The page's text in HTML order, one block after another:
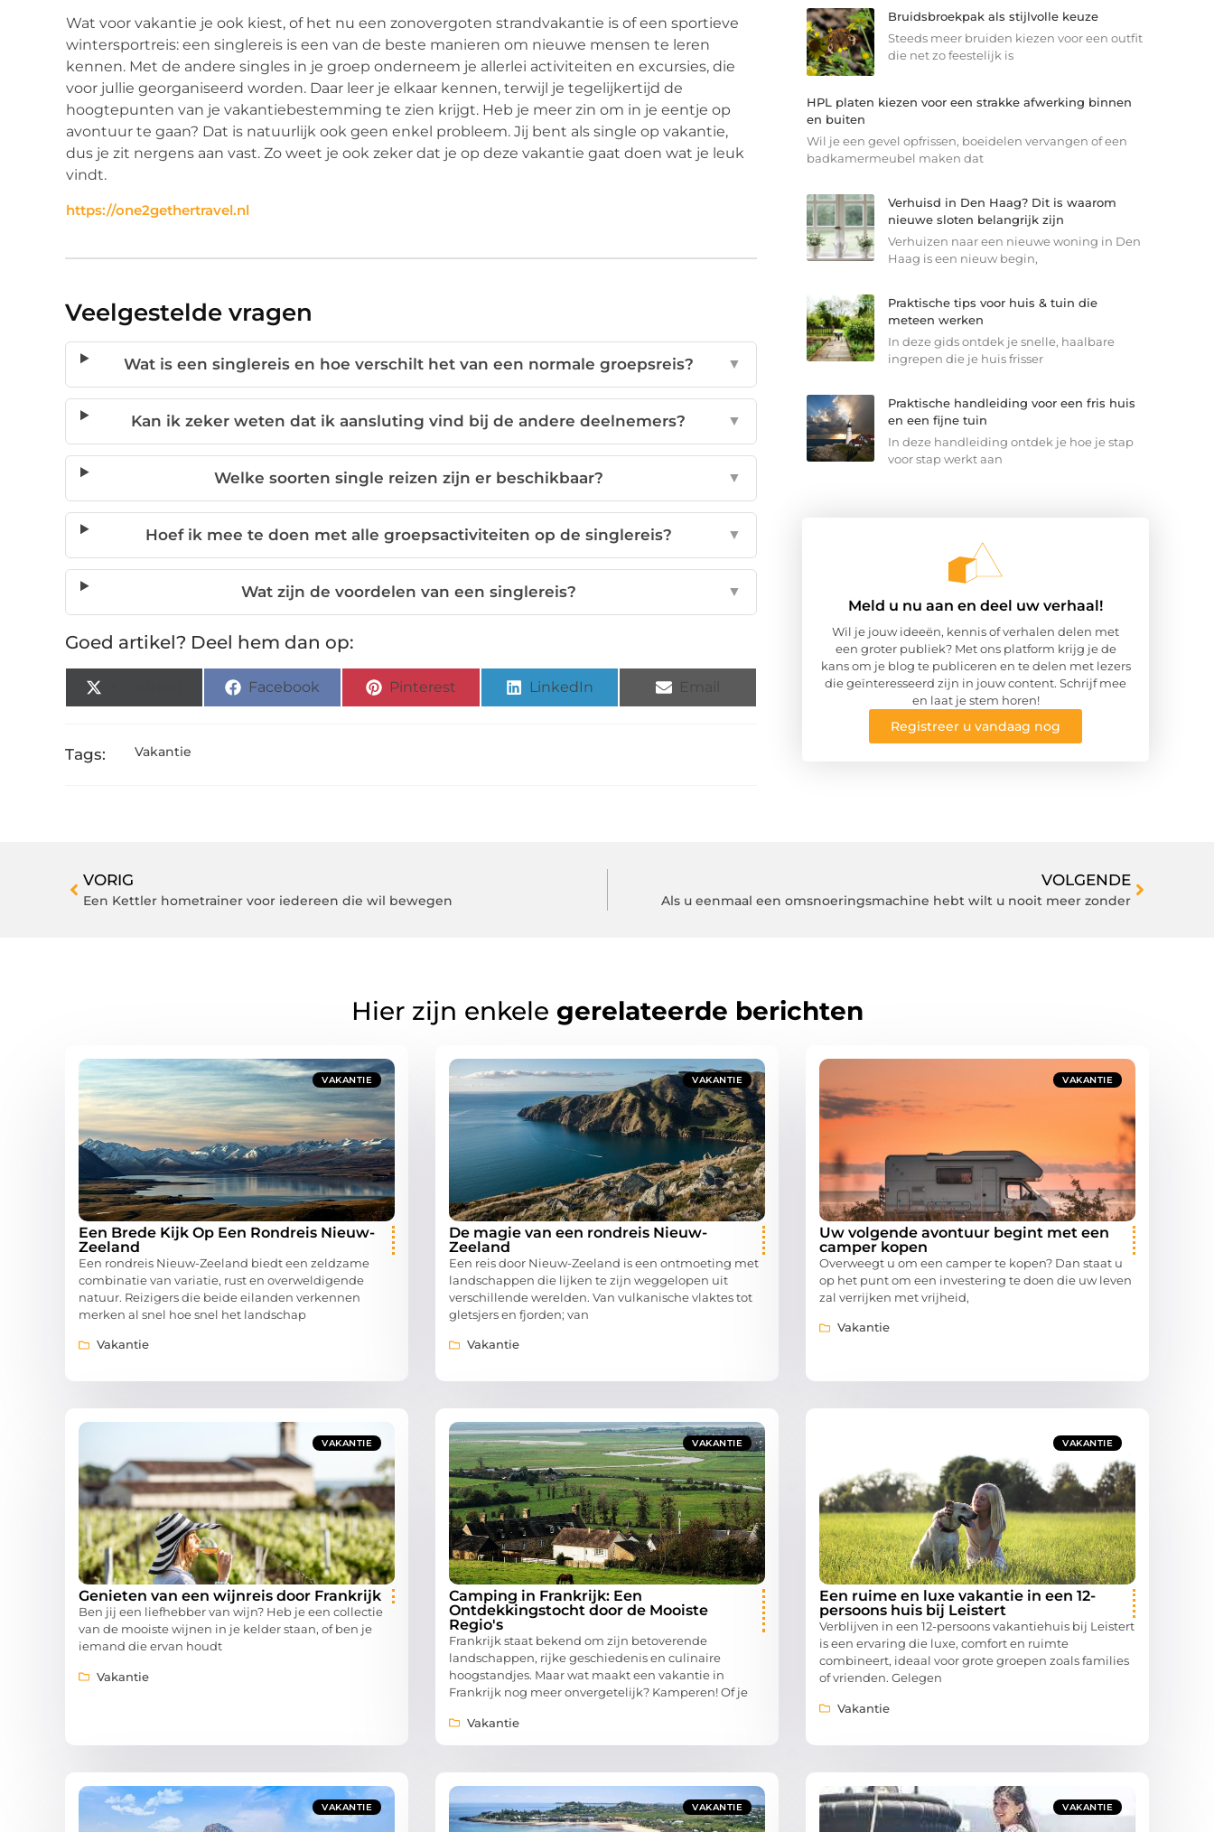
Wat voor vakantie je ook kiest, of het nu een zonovergoten strandvakantie is of een sportieve
wintersportreis: een singlereis is een van de beste manieren om nieuwe mensen te leren
kennen. Met de andere singles in je groep onderneem je allerlei activiteiten en excursies, die
voor jullie georganiseerd worden. Daar leer je elkaar kennen, terwijl je tegelijkertijd de
hoogtepunten van je vakantiebestemming te zien krijgt. Heb je meer zin om in je eentje op
avontuur te gaan? Dat is natuurlijk ook geen enkel probleem. Jij bent als single op vakantie,
dus je zit nergens aan vast. Zo weet je ook zeker dat je op deze vakantie gaat doen wat je leuk
vindt.
https://one2gethertravel.nl
Veelgestelde vragen
Wat is een singlereis en hoe verschilt het van een normale groepsreis? ▼
Kan ik zeker weten dat ik aansluting vind bij de andere deelnemers? ▼
Welke soorten single reizen zijn er beschikbaar? ▼
Hoef ik mee te doen met alle groepsactiviteiten op de singlereis? ▼
Wat zijn de voordelen van een singlereis? ▼
Goed artikel? Deel hem dan op:
Facebook Pinterest LinkedIn
Tags: Vakantie
Bruidsbroekpak als stijlvolle keuze
Steeds meer bruiden kiezen voor een outfit
die net zo feestelijk is
HPL platen kiezen voor een strakke afwerking binnen
en buiten
Wil je een gevel opfrissen, boeidelen vervangen of een
badkamermeubel maken dat
Verhuisd in Den Haag? Dit is waarom
nieuwe sloten belangrijk zijn
Verhuizen naar een nieuwe woning in Den
Haag is een nieuw begin,
Praktische tips voor huis & tuin die
meteen werken
In deze gids ontdek je snelle, haalbare
ingrepen die je huis frisser
Praktische handleiding voor een fris huis
en een fijne tuin
In deze handleiding ontdek je hoe je stap
voor stap werkt aan
Meld u nu aan en deel uw verhaal!
Wil je jouw ideeën, kennis of verhalen delen met
een groter publiek? Met ons platform krijg je de
kans om je blog te publiceren en te delen met lezers
die geïnteresseerd zijn in jouw content. Schrijf mee
en laat je stem horen!
Registreer u vandaag nog
VORIG
Een Kettler hometrainer voor iedereen die wil bewegen
VOLGENDE
Als u eenmaal een omsnoeringsmachine hebt wilt u nooit meer zonder
Hier zijn enkele gerelateerde berichten
VAKANTIE
Een Brede Kijk Op Een Rondreis Nieuw-
Zeeland
Een rondreis Nieuw-Zeeland biedt een zeldzame
combinatie van variatie, rust en overweldigende
natuur. Reizigers die beide eilanden verkennen
merken al snel hoe snel het landschap
Vakantie
VAKANTIE
De magie van een rondreis Nieuw-
Zeeland
Een reis door Nieuw-Zeeland is een ontmoeting met
landschappen die lijken te zijn weggelopen uit
verschillende werelden. Van vulkanische vlaktes tot
gletsjers en fjorden; van
Vakantie
VAKANTIE
Uw volgende avontuur begint met een
camper kopen
Overweegt u om een camper te kopen? Dan staat u
op het punt om een investering te doen die uw leven
zal verrijken met vrijheid,
Vakantie
VAKANTIE
Genieten van een wijnreis door Frankrijk
Ben jij een liefhebber van wijn? Heb je een collectie
van de mooiste wijnen in je kelder staan, of ben je
iemand die ervan houdt
Vakantie
VAKANTIE
Camping in Frankrijk: Een
Ontdekkingstocht door de Mooiste
Regio's
Frankrijk staat bekend om zijn betoverende
landschappen, rijke geschiedenis en culinaire
hoogstandjes. Maar wat maakt een vakantie in
Frankrijk nog meer onvergetelijk? Kamperen! Of je
Vakantie
VAKANTIE
Een ruime en luxe vakantie in een 12-
persoons huis bij Leistert
Verblijven in een 12-persoons vakantiehuis bij Leistert
is een ervaring die luxe, comfort en ruimte
combineert, ideaal voor grote groepen zoals families
of vrienden. Gelegen
Vakantie
VAKANTIE VAKANTIE VAKANTIE